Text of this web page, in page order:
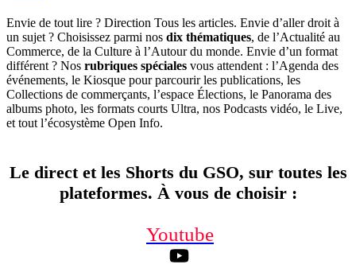
Envie de tout lire ? Direction Tous les articles. Envie d’aller droit à
un sujet ? Choisissez parmi nos dix thématiques, de l’Actualité au
Commerce, de la Culture à l’Autour du monde. Envie d’un format
différent ? Nos rubriques spéciales vous attendent : l’Agenda des
événements, le Kiosque pour parcourir les publications, les
Collections de commerçants, l’espace Élections, le Panorama des
albums photo, les formats courts Ultra, nos Podcasts vidéo, le Live,
et tout l’écosystème Open Info.
Le direct et les Shorts du GSO, sur toutes les
plateformes. À vous de choisir:
Youtube